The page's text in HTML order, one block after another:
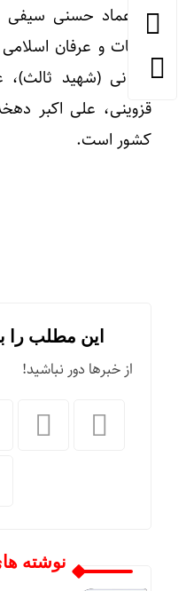
میرعماد حسنی سیفی
ادبیات و عرفان
برغانی (شهید
قزوینی، علی اکبر
کشور است.
این مطلب را
از خبرها دور نباشید!
نوشته